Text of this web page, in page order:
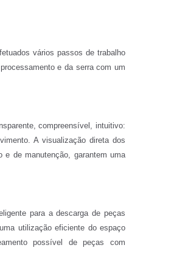
vários passos de trabalho
e da serra com um
compreensível, intuitivo:
A visualização direta dos
de manutenção, garantem uma
para a descarga de peças
utilização eficiente do espaço
possível de peças com